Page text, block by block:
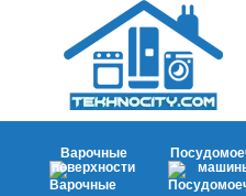
Перейти к основному контенту
Варочные
поверхности